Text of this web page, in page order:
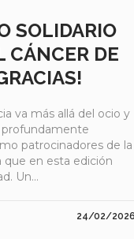
SOLIDARIO
CÁNCER DE
va más allá del ocio y
profundamente
patrocinadores de la
que en esta edición
Un...
24/02/